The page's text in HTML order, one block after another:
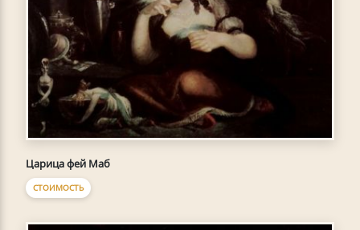
Царица фей Маб
СТОИМОСТЬ